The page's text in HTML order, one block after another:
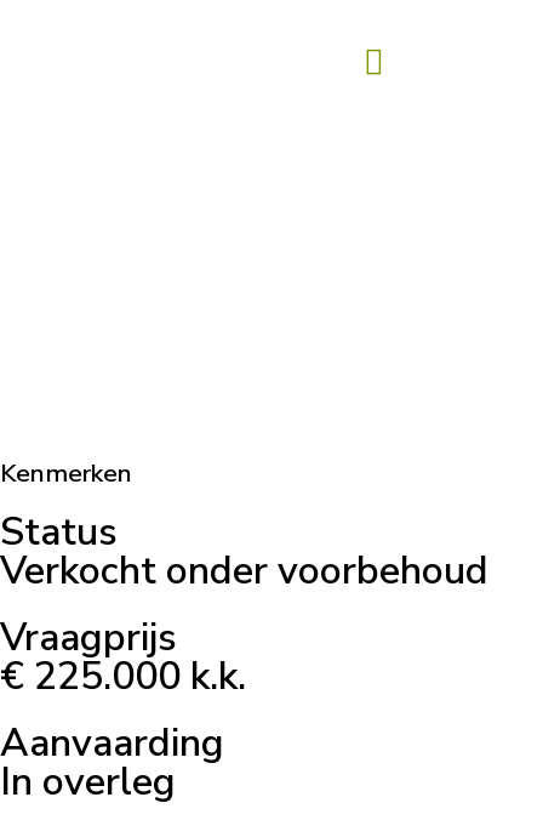
Kenmerken
Status
Verkocht onder voorbehoud
Vraagprijs
€ 225.000 k.k.
Aanvaarding
In overleg